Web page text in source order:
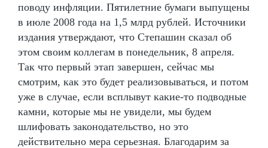
поводу инфляции. Пятилетние бумаги выпущены
в июле 2008 года на 1,5 млрд рублей. Источники
издания утверждают, что Степашин сказал об
этом своим коллегам в понедельник, 8 апреля.
Так что первый этап завершен, сейчас мы
смотрим, как это будет реализовываться, и потом
уже в случае, если всплывут какие-то подводные
камни, которые мы не увидели, мы будем
шлифовать законодательство, но это
действительно мера серьезная. Благодарим за